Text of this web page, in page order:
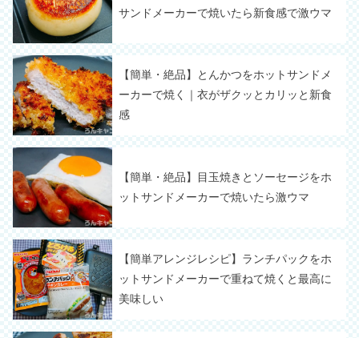
サンドメーカーで焼いたら新食感で激ウマ
【簡単・絶品】とんかつをホットサンドメ
ーカーで焼く｜衣がザクッとカリッと新食
感
【簡単・絶品】目玉焼きとソーセージをホ
ットサンドメーカーで焼いたら激ウマ
【簡単アレンジレシピ】ランチパックをホ
ットサンドメーカーで重ねて焼くと最高に
美味しい